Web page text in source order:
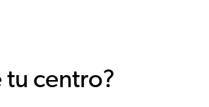
tu centro?